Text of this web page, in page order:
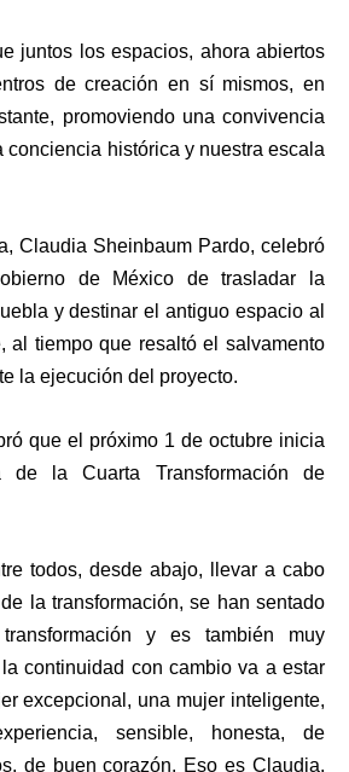
juntos los espacios, ahora abiertos
de creación en sí mismos, en
promoviendo una convivencia
conciencia histórica y nuestra escala
Claudia Sheinbaum Pardo, celebró
de México de trasladar la
y destinar el antiguo espacio al
al tiempo que resaltó el salvamento
la ejecución del proyecto.
que el próximo 1 de octubre inicia
de la Cuarta Transformación de
todos, desde abajo, llevar a cabo
la transformación, se han sentado
y es también muy
continuidad con cambio va a estar
excepcional, una mujer inteligente,
sensible, honesta, de
de buen corazón. Eso es Claudia,